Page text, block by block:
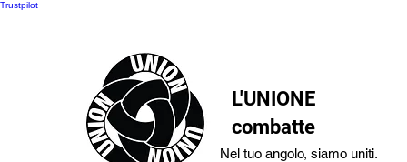
Trustpilot
L'UNIONE
combatte
Nel tuo angolo, siamo uniti.